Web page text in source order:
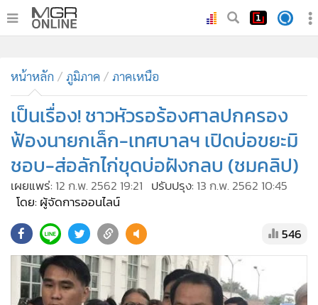
• ทันเหตุการณ์
• ภาคใต้
• ภูมิภาค
• Online Section
• บันเทิง
• ผู้จัดการรายวัน
คอลัมนิสต์
• ละคร
• CbizReview
Cyber BIZ
ผู้จัดกวน
หน้าหลัก ภูมิภาค ภาคเหนือ
เป็นเรื่อง! ชาวหัวรอร้องศาลปกครอง
ฟ้องนายกเล็ก-เทศบาลฯ เปิดบ่อขยะมิ
ชอบ-ส่อลักไก่ขุดบ่อฝังกลบ (ชมคลิป)
เผยแพร่: 12 ก.พ. 2562 19:21 ปรับปรุง: 13 ก.พ. 2562 10:45
โดย: ผู้จัดการออนไลน์
546